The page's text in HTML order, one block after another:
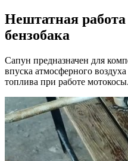
Нештатная
бензобака
Сапун предназначен для
впуска атмосферного
топлива при работе мотокосы.